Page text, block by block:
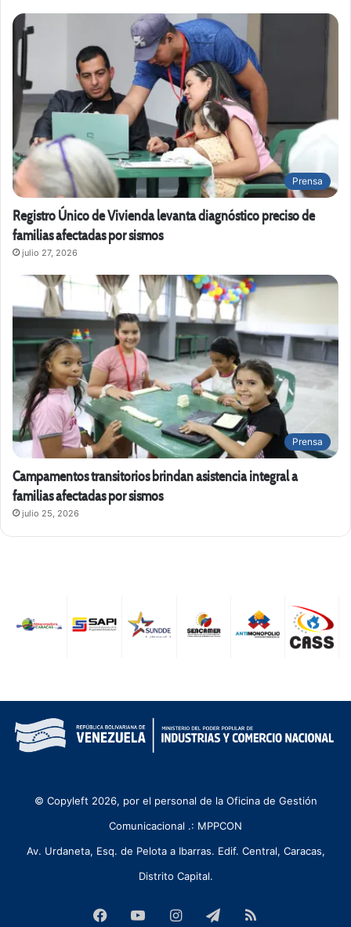
Prensa
Registro Único de Vivienda levanta diagnóstico preciso de
familias afectadas por sismos
julio 27, 2026
Prensa
Campamentos transitorios brindan asistencia integral a
familias afectadas por sismos
julio 25, 2026
© Copyleft 2026, por el personal de la Oficina de Gestión
Comunicacional .: MPPCON
Av. Urdaneta, Esq. de Pelota a Ibarras. Edif. Central, Caracas,
Distrito Capital.
FacebookYouTubeInstagramTelegram